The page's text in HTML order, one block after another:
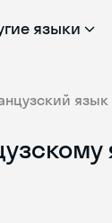
языки
язык